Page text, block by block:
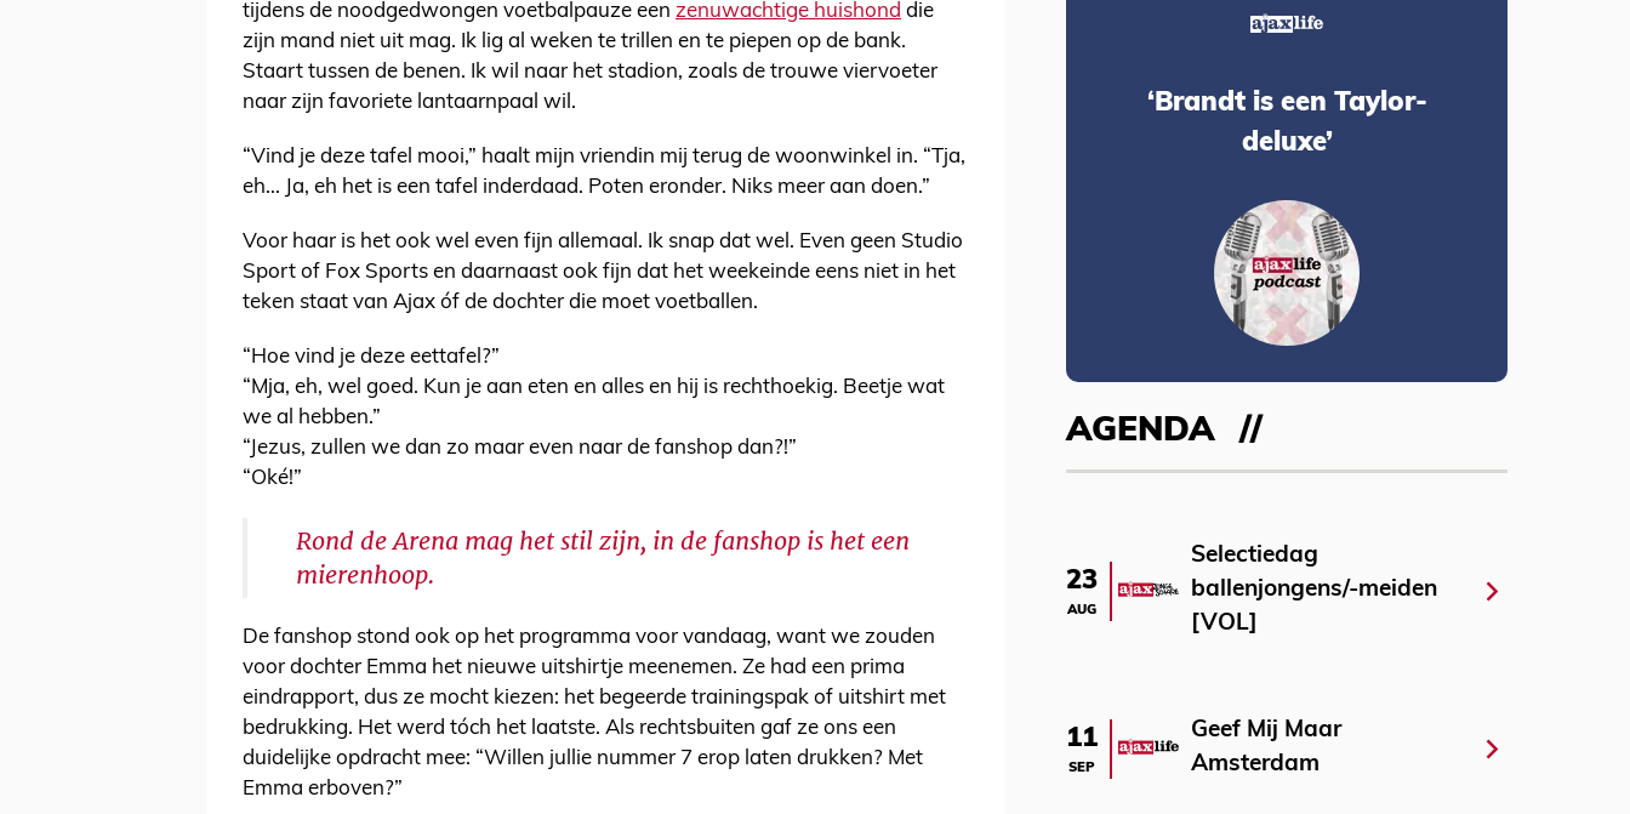
tijdens de noodgedwongen voetbalpauze een zenuwachtige huishond die
zijn mand niet uit mag. Ik lig al weken te trillen en te piepen op de bank.
Staart tussen de benen. Ik wil naar het stadion, zoals de trouwe viervoeter
naar zijn favoriete lantaarnpaal wil.
“Vind je deze tafel mooi,” haalt mijn vriendin mij terug de woonwinkel in. “Tja,
eh... Ja, eh het is een tafel inderdaad. Poten eronder. Niks meer aan doen.”
Voor haar is het ook wel even fijn allemaal. Ik snap dat wel. Even geen Studio
Sport of Fox Sports en daarnaast ook fijn dat het weekeinde eens niet in het
teken staat van Ajax óf de dochter die moet voetballen.
“Hoe vind je deze eettafel?”
“Mja, eh, wel goed. Kun je aan eten en alles en hij is rechthoekig. Beetje wat
we al hebben.”
“Jezus, zullen we dan zo maar even naar de fanshop dan?!”
“Oké!”
Rond de Arena mag het stil zijn, in de fanshop is het een
mierenhoop.
De fanshop stond ook op het programma voor vandaag, want we zouden
voor dochter Emma het nieuwe uitshirtje meenemen. Ze had een prima
eindrapport, dus ze mocht kiezen: het begeerde trainingspak of uitshirt met
bedrukking. Het werd tóch het laatste. Als rechtsbuiten gaf ze ons een
duidelijke opdracht mee: “Willen jullie nummer 7 erop laten drukken? Met
Emma erboven?”
‘Brandt is een Taylor-
deluxe’
AGENDA
23
AUG
Selectiedag
ballenjongens/-meiden
[VOL]
11
SEP
Geef Mij Maar
Amsterdam